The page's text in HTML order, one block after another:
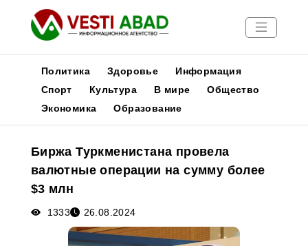
Новости
Медиа
Афиша
Политика Здоровье
Информация
Спорт
Культура В мире
Общество
Экономика
Образование
Биржа Туркменистана провела
валютные операции на сумму более
$3 млн
1333 26.08.2024